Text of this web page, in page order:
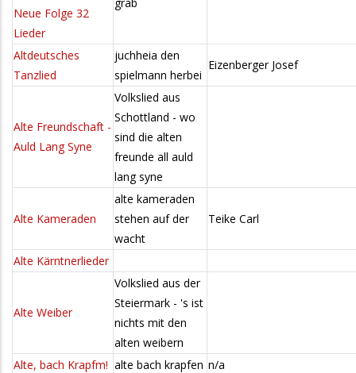
Neue Folge 32
Lieder
Altdeutsches
Tanzlied
juchheia den
spielmann herbei
Eizenberger Josef
Alte Freundschaft -
Auld Lang Syne
Volkslied aus
Schottland - wo
sind die alten
freunde all auld
lang syne
Alte Kameraden
alte kameraden
stehen auf der
wacht
Teike Carl
Alte Kärntnerlieder
Alte Weiber
Volkslied aus der
Steiermark - 's ist
nichts mit den
alten weibern
Alte, bach Krapfm! alte bach krapfen n/a